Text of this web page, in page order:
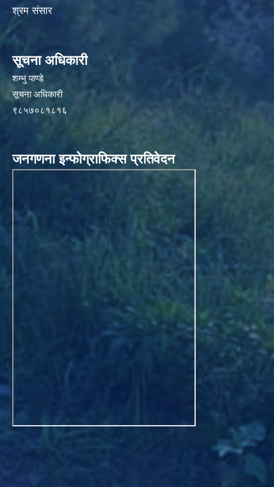
श्रम संसार
सूचना अधिकारी
शम्भु पाण्डे
सूचना अधिकारी
९८५७०८१८१६
जनगणना इन्फोग्राफिक्स प्रतिवेदन